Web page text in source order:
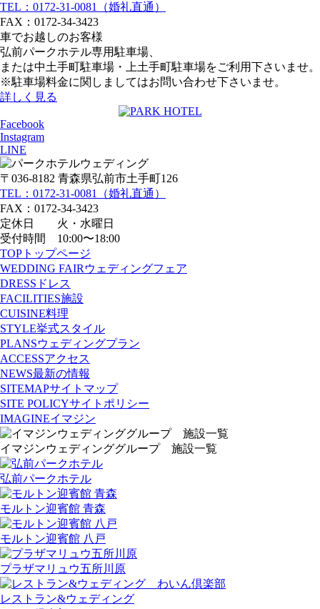
TEL：0172-31-0081（婚礼直通）
FAX：0172-34-3423
車でお越しのお客様
弘前パークホテル専用駐車場、
または中土手町駐車場・上土手町駐車場をご利用下さいませ。
※駐車場料金に関しましてはお問い合わせ下さいませ。
詳しく見る
Facebook
Instagram
LINE
〒036-8182 青森県弘前市土手町126
TEL：0172-31-0081（婚礼直通）
FAX：0172-34-3423
定休日 火・水曜日
受付時間 10:00〜18:00
TOP トップページ
WEDDING FAIR ウェディングフェア
DRESS ドレス
FACILITIES施設
CUISINE料理
STYLE挙式スタイル
PLANSウェディングプラン
ACCESSアクセス
NEWS最新の情報
SITEMAPサイトマップ
SITE POLICYサイトポリシー
IMAGINEイマジン
イマジンウェディンググループ 施設一覧
弘前パークホテル
モルトン迎賓館 青森
モルトン迎賓館 八戸
プラザマリュウ五所川原
レストラン&ウェディング